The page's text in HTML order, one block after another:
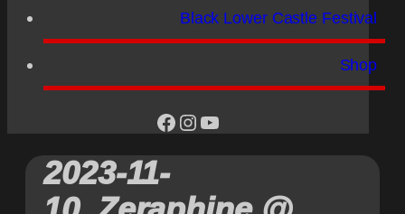
Black Lower Castle Festival
Shop
facebook
Instagram
YouTube
2023-11-